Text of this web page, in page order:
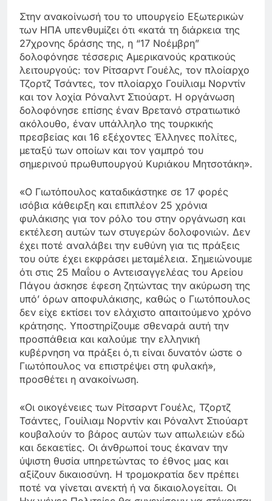
Στην ανακοίνωσή του το υπουργείο Εξωτερικών
των ΗΠΑ υπενθυμίζει ότι «κατά τη διάρκεια της
27χρονης δράσης της, η “17 Νοέμβρη”
δολοφόνησε τέσσερις Αμερικανούς κρατικούς
λειτουργούς: τον Ρίτσαρντ Γουέλς, τον πλοίαρχο
Τζορτζ Τσάντες, τον πλοίαρχο Γουίλιαμ Νορντίν
και τον λοχία Ρόναλντ Στιούαρτ. Η οργάνωση
δολοφόνησε επίσης έναν Βρετανό στρατιωτικό
ακόλουθο, έναν υπάλληλο της τουρκικής
πρεσβείας και 16 εξέχοντες Έλληνες πολίτες,
μεταξύ των οποίων και τον γαμπρό του
σημερινού πρωθυπουργού Κυριάκου Μητσοτάκη».
«Ο Γιωτόπουλος καταδικάστηκε σε 17 φορές
ισόβια κάθειρξη και επιπλέον 25 χρόνια
φυλάκισης για τον ρόλο του στην οργάνωση και
εκτέλεση αυτών των στυγερών δολοφονιών. Δεν
έχει ποτέ αναλάβει την ευθύνη για τις πράξεις
του ούτε έχει εκφράσει μεταμέλεια. Σημειώνουμε
ότι στις 25 Μαΐου ο Αντεισαγγελέας του Αρείου
Πάγου άσκησε έφεση ζητώντας την ακύρωση της
υπό’ όρων αποφυλάκισης, καθώς ο Γιωτόπουλος
δεν είχε εκτίσει τον ελάχιστο απαιτούμενο χρόνο
κράτησης. Υποστηρίζουμε σθεναρά αυτή την
προσπάθεια και καλούμε την ελληνική
κυβέρνηση να πράξει ό,τι είναι δυνατόν ώστε ο
Γιωτόπουλος να επιστρέψει στη φυλακή»,
προσθέτει η ανακοίνωση.
«Οι οικογένειες των Ρίτσαρντ Γουέλς, Τζορτζ
Τσάντες, Γουίλιαμ Νορντίν και Ρόναλντ Στιούαρτ
κουβαλούν το βάρος αυτών των απωλειών εδώ
και δεκαετίες. Οι άνθρωποί τους έκαναν την
ύψιστη θυσία υπηρετώντας το έθνος μας και
αξίζουν δικαιοσύνη. Η τρομοκρατία δεν πρέπει
ποτέ να γίνεται ανεκτή ή να δικαιολογείται. Οι